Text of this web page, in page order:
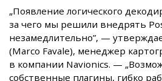
„Появление логического
за чего мы решили внедрять
незамедлительно”, —
(Marco Favale), менеджер
в компании Navionics. —
собственные плагины, гибко